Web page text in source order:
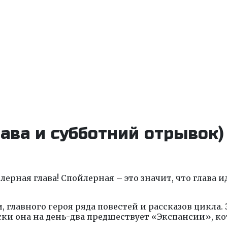
и субботний отрывок)
глава! Спойлерная – это значит, что
героя ряда повестей и рассказов цикла.
она на день-два предшествует «Экспансии»,